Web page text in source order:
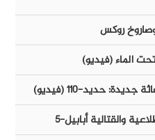
روكس
الماء (فيديو)
حديد-١١٠ (فيديو)
والقتالية أبابيل-٥